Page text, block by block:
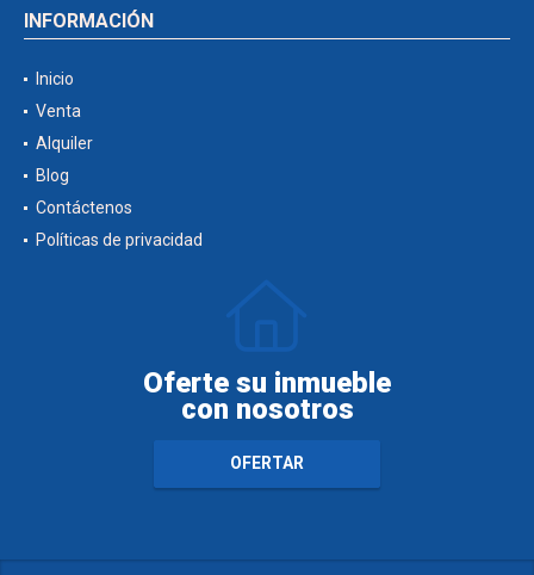
INFORMACIÓN
Inicio
Venta
Alquiler
Blog
Contáctenos
Políticas de privacidad
Oferte su inmueble
con nosotros
OFERTAR